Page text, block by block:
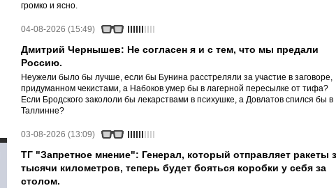
громко и ясно.
04-08-2026 (15:49)
Дмитрий Чернышев: Не согласен я и с тем, что мы предали
Россию.
Неужели было бы лучше, если бы Бунина расстреляли за участие в заговоре,
придуманном чекистами, а Набоков умер бы в лагерной пересылке от тифа?
Если Бродского закололи бы лекарствами в психушке, а Довлатов спился бы в
Таллинне?
03-08-2026 (13:09)
ТГ "Запретное мнение": Генерал, который отправляет ракеты
тысячи километров, теперь будет бояться коробки у себя за
столом.